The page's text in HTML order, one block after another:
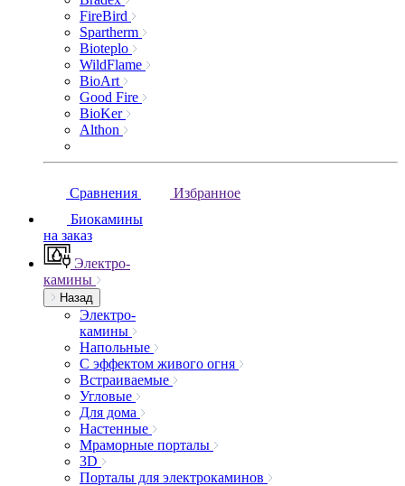
FireBird
Spartherm
Bioteplo
WildFlame
BioArt
Good Fire
BioKer
Althon
Сравнения
Избранное
Биокамины
на заказ
Электро-
камины
Назад
Электро-
камины
Напольные
С эффектом живого огня
Встраиваемые
Угловые
Для дома
Настенные
Мраморные порталы
3D
Порталы для электрокаминов